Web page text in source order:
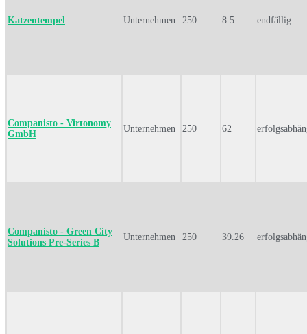
Katzentempel Unternehmen 250 8.5 endfällig
Companisto - Virtonomy
GmbH
Unternehmen 250 62
Companisto - Green City
Solutions Pre-Series B
Unternehmen 250 39.26